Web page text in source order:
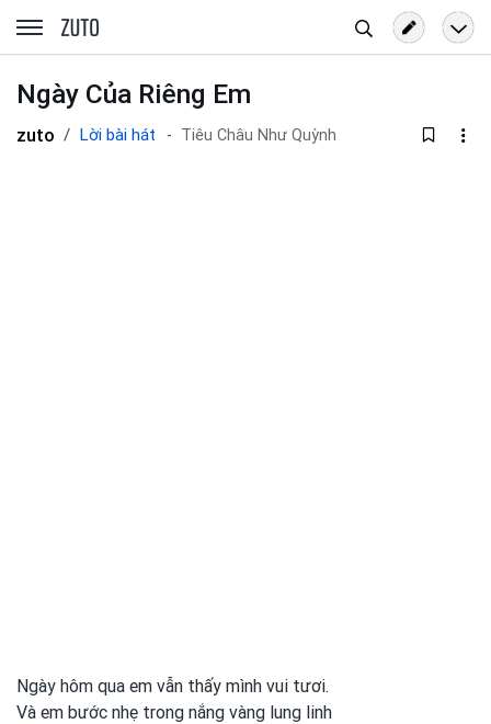
zuto.vn
kiếm
Ngày Của Riêng Em
zuto Lời bài hát Tiêu Châu Như Quỳnh
Ngày hôm qua em vẫn thấy mình vui tươi.
Và em bước nhẹ trong nắng vàng lung linh